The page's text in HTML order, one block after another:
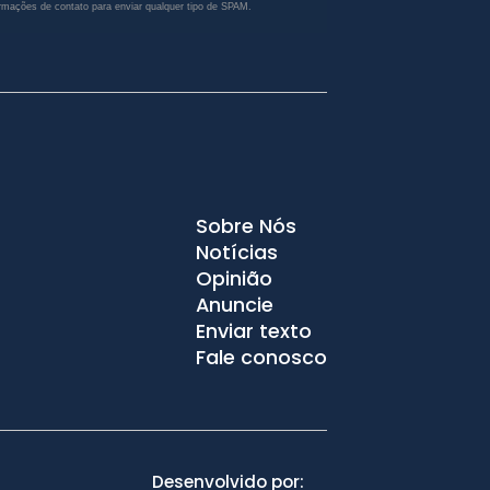
de contato para enviar qualquer tipo de SPAM.
Sobre Nós
Notícias
Opinião
Anuncie
Enviar texto
Fale conosco
Desenvolvido por: